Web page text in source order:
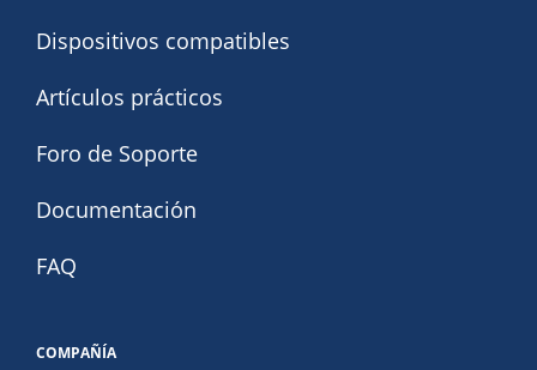
Dispositivos compatibles
Artículos prácticos
Foro de Soporte
Documentación
FAQ
COMPAÑÍA